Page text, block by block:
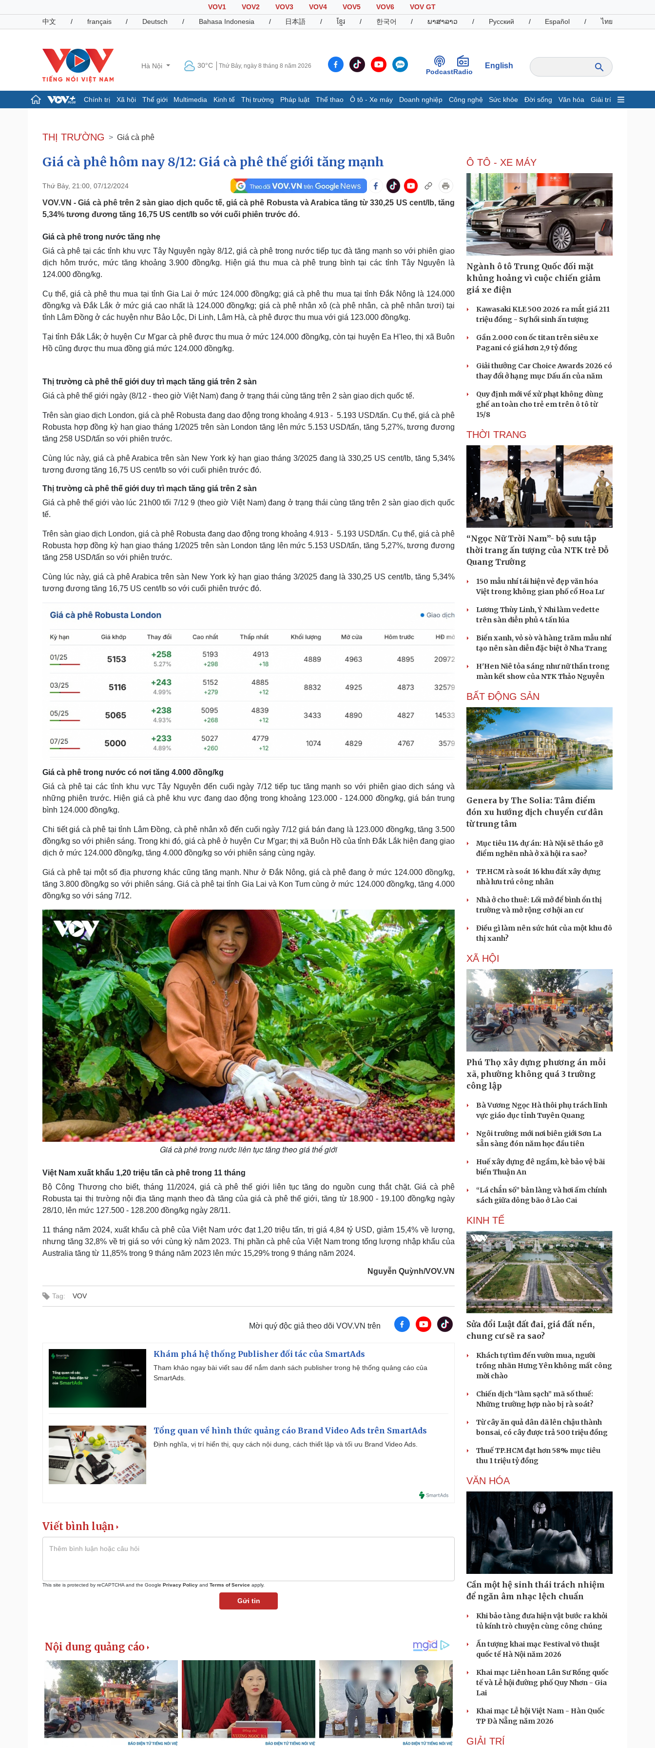
VOV1 VOV2 VOV3 VOV4 VOV5 VOV6
VOV GT
中文
/ français / Deutsch / Bahasa Indonesia / 日本語 / ខ្មែរ / 한국어 / ພາສາລາວ / Русский / Español / ไทย
Hà Nội 30°C Thứ Bảy, ngày 8 tháng 8 năm 2026
PodcastRadio
English
Chính trị Xã hội Thế giới Multimedia Kinh tế Thị trường Pháp luật Thể thao Ô tô - Xe máy Doanh nghiệp Công nghệ Sức khỏe Đời sống Văn hóa Giải trí
Đảng
Tổ chức nhân sự
Nhận diện sự thật
Tin 24h
Dự báo thời tiết
Dấu ấn VOV
Infographic
Chứng khoán
Giá cà phê
Pháp luật
Vụ án
Tư vấn luật
Quân sự - Quốc phòng
Vũ khí
Phân tích
Thể thao
Bóng đá
Hậu trường
Ô tô - Xe máy
Doanh nghiệp
Thông tin doanh nghiệp
Doanh nghiệp 24h
Doanh nhân
Vì cộng đồng
Công nghệ
Sành điệu
Tin Công nghệ
Trải nghiệm
Chuyển đổi số
Sức khỏe
Cây thuốc
Sản phụ khoa
Nhi khoa
Làm đẹp - giảm cân
Phòng mạch online
Blog
Tình yêu - Gia đình
Văn học
Âm nhạc
Di sản
Thời trang
Sao Việt
Săn Tour
check-in
Podcast
Câu chuyện thời sự
Cửa sổ tình yêu
Kể chuyện cho bé
Hạt giống tâm hồn
THỊ TRƯỜNG Giá cà phê
Giá cà phê hôm nay 8/12: Giá cà phê thế giới tăng mạnh
Thứ Bảy, 21:00, 07/12/2024
VOV.VN - Giá cà phê trên 2 sàn giao dịch quốc tế, giá cà phê Robusta và Arabica tăng từ 330,25 US cent/lb, tăng
5,34% tương đương tăng 16,75 US cent/lb so với cuối phiên trước đó.
Giá cà phê trong nước tăng nhẹ
Giá cà phê tại các tỉnh khu vực Tây Nguyên ngày 8/12, giá cà phê trong nước tiếp tục đà tăng mạnh so với phiên giao
dịch hôm trước, mức tăng khoảng 3.900 đồng/kg. Hiện giá thu mua cà phê trung bình tại các tỉnh Tây Nguyên là
124.000 đồng/kg.
Cụ thể, giá cà phê thu mua tại tỉnh Gia Lai ở mức 124.000 đồng/kg; giá cà phê thu mua tại tỉnh Đắk Nông là 124.000
đồng/kg và Đắk Lắk ở mức giá cao nhất là 124.000 đồng/kg; giá cà phê nhân xô (cà phê nhân, cà phê nhân tươi) tại
tỉnh Lâm Đồng ở các huyện như Bảo Lộc, Di Linh, Lâm Hà, cà phê được thu mua với giá 123.000 đồng/kg.
Tại tỉnh Đắk Lắk; ở huyện Cư M'gar cà phê được thu mua ở mức 124.000 đồng/kg, còn tại huyện Ea H'leo, thị xã Buôn
Hồ cũng được thu mua đồng giá mức 124.000 đồng/kg.
Thị trường cà phê thế giới duy trì mạch tăng giá trên 2 sàn
Giá cà phê thế giới ngày (8/12 - theo giờ Việt Nam) đang ở trạng thái cùng tăng trên 2 sàn giao dịch quốc tế.
Trên sàn giao dịch London, giá cà phê Robusta đang dao động trong khoảng 4.913 - 5.193 USD/tấn. Cụ thể, giá cà phê
Robusta hợp đồng kỳ hạn giao tháng 1/2025 trên sàn London tăng lên mức 5.153 USD/tấn, tăng 5,27%, tương đương
tăng 258 USD/tấn so với phiên trước.
Cùng lúc này, giá cà phê Arabica trên sàn New York kỳ hạn giao tháng 3/2025 đang là 330,25 US cent/lb, tăng 5,34%
tương đương tăng 16,75 US cent/lb so với cuối phiên trước đó.
Thị trường cà phê thế giới duy trì mạch tăng giá trên 2 sàn
Giá cà phê thế giới vào lúc 21h00 tối 7/12 9 (theo giờ Việt Nam) đang ở trạng thái cùng tăng trên 2 sàn giao dịch quốc
tế.
Trên sàn giao dịch London, giá cà phê Robusta đang dao động trong khoảng 4.913 - 5.193 USD/tấn. Cụ thể, giá cà phê
Robusta hợp đồng kỳ hạn giao tháng 1/2025 trên sàn London tăng lên mức 5.153 USD/tấn, tăng 5,27%, tương đương
tăng 258 USD/tấn so với phiên trước.
Cùng lúc này, giá cà phê Arabica trên sàn New York kỳ hạn giao tháng 3/2025 đang là 330,25 US cent/lb, tăng 5,34%
tương đương tăng 16,75 US cent/lb so với cuối phiên trước đó.
Giá cà phê trong nước có nơi tăng 4.000 đồng/kg
Giá cà phê tại các tỉnh khu vực Tây Nguyên đến cuối ngày 7/12 tiếp tục tăng mạnh so với phiên giao dịch sáng và
những phiên trước. Hiện giá cà phê khu vực đang dao động trong khoảng 123.000 - 124.000 đồng/kg, giá bán trung
bình 124.000 đồng/kg.
Chi tiết giá cà phê tại tỉnh Lâm Đồng, cà phê nhân xô đến cuối ngày 7/12 giá bán đang là 123.000 đồng/kg, tăng 3.500
đồng/kg so với phiên sáng. Trong khi đó, giá cà phê ở huyện Cư M'gar; thị xã Buôn Hồ của tỉnh Đắk Lắk hiện đang giao
dịch ở mức 124.000 đồng/kg, tăng 4.000 đồng/kg so với phiên sáng cùng ngày.
Giá cà phê tại một số địa phương khác cũng tăng mạnh. Như ở Đắk Nông, giá cà phê đang ở mức 124.000 đồng/kg,
tăng 3.800 đồng/kg so với phiên sáng. Giá cà phê tại tỉnh Gia Lai và Kon Tum cùng ở mức 124.000 đồng/kg, tăng 4.000
đồng/kg so với sáng 7/12.
Giá cà phê trong nước liên tục tăng theo giá thế giới
Việt Nam xuất khẩu 1,20 triệu tấn cà phê trong 11 tháng
Bộ Công Thương cho biết, tháng 11/2024, giá cà phê thế giới liên tục tăng do nguồn cung thắt chặt. Giá cà phê
Robusta tại thị trường nội địa tăng mạnh theo đà tăng của giá cà phê thế giới, tăng từ 18.900 - 19.100 đồng/kg ngày
28/10, lên mức 127.500 - 128.200 đồng/kg ngày 28/11.
11 tháng năm 2024, xuất khẩu cà phê của Việt Nam ước đạt 1,20 triệu tấn, trị giá 4,84 tỷ USD, giảm 15,4% về lượng,
nhưng tăng 32,8% về trị giá so với cùng kỳ năm 2023. Thị phần cà phê của Việt Nam trong tổng lượng nhập khẩu của
Australia tăng từ 11,85% trong 9 tháng năm 2023 lên mức 15,29% trong 9 tháng năm 2024.
Nguyễn Quỳnh/VOV.VN
Tag: VOV
Mời quý độc giả theo dõi VOV.VN trên
Khám phá hệ thống Publisher đối tác của SmartAds
Tham khảo ngay bài viết sau để nắm danh sách publisher trong hệ thống quảng cáo của
SmartAds.
Tổng quan về hình thức quảng cáo Brand Video Ads trên SmartAds
Định nghĩa, vị trí hiển thị, quy cách nội dung, cách thiết lập và tối ưu Brand Video Ads.
Viết bình luận
This site is protected by reCAPTCHA and the Google Privacy Policy and Terms of Service apply.
Gửi tin
Ô TÔ - XE MÁY
Ngành ô tô Trung Quốc đối mặt
khủng hoảng vì cuộc chiến giảm
giá xe điện
Kawasaki KLE 500 2026 ra mắt giá 211
triệu đồng - Sự hồi sinh ấn tượng
Gần 2.000 con ốc titan trên siêu xe
Pagani có giá hơn 2,9 tỷ đồng
Giải thưởng Car Choice Awards 2026 có
thay đổi ở hạng mục Dấu ấn của năm
Quy định mới về xử phạt không dùng
ghế an toàn cho trẻ em trên ô tô từ
15/8
THỜI TRANG
“Ngọc Nữ Trời Nam”- bộ sưu tập
thời trang ấn tượng của NTK trẻ Đỗ
Quang Trường
150 mẫu nhí tái hiện vẻ đẹp văn hóa
Việt trong không gian phố cổ Hoa Lư
Lương Thùy Linh, Ý Nhi làm vedette
trên sàn diễn phủ 4 tấn lúa
Biển xanh, vỏ sò và hàng trăm mẫu nhí
tạo nên sàn diễn đặc biệt ở Nha Trang
H'Hen Niê tỏa sáng như nữ thần trong
màn kết show của NTK Thảo Nguyễn
BẤT ĐỘNG SẢN
Genera by The Solia: Tâm điểm
đón xu hướng dịch chuyển cư dân
từ trung tâm
Mục tiêu 114 dự án: Hà Nội sẽ tháo gỡ
điểm nghẽn nhà ở xã hội ra sao?
TP.HCM rà soát 16 khu đất xây dựng
nhà lưu trú công nhân
Nhà ở cho thuê: Lối mở để bình ổn thị
trường và mở rộng cơ hội an cư
Điều gì làm nên sức hút của một khu đô
thị xanh?
XÃ HỘI
Phú Thọ xây dựng phương án mỗi
xã, phường không quá 3 trường
công lập
Bà Vương Ngọc Hà thôi phụ trách lĩnh
vực giáo dục tỉnh Tuyên Quang
Ngôi trường mới nơi biên giới Sơn La
sẵn sàng đón năm học đầu tiên
Huế xây dựng đê ngầm, kè bảo vệ bãi
biển Thuận An
“Lá chắn số” bản làng và hơi ấm chính
sách giữa dông bão ở Lào Cai
KINH TẾ
Sửa đổi Luật đất đai, giá đất nền,
chung cư sẽ ra sao?
Khách tự tìm đến vườn mua, người
trồng nhãn Hưng Yên không mất công
mời chào
Chiến dịch “làm sạch” mã số thuế:
Những trường hợp nào bị rà soát?
Từ cây ăn quả dân dã lên chậu thành
bonsai, có cây được trả 500 triệu đồng
Thuế TP.HCM đạt hơn 58% mục tiêu
thu 1 triệu tỷ đồng
VĂN HÓA
Cần một hệ sinh thái trách nhiệm
để ngăn âm nhạc lệch chuẩn
Khi bảo tàng đưa hiện vật bước ra khỏi
tủ kính trò chuyện cùng công chúng
Ấn tượng khai mạc Festival võ thuật
quốc tế Hà Nội năm 2026
Khai mạc Liên hoan Lân Sư Rồng quốc
tế và Lễ hội đường phố Quy Nhơn - Gia
Lai
Khai mạc Lễ hội Việt Nam - Hàn Quốc
TP Đà Nẵng năm 2026
GIẢI TRÍ